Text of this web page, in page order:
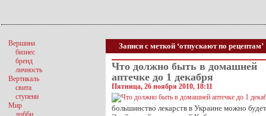
Записи с меткой ‘отпускают по рецептам’
Что должно быть в домашней
аптечке до 1 декабря
Пятница, 26 ноября 2010, 18:11
большинство лекарств в Украине можно
Вершина
бизнес
бренд
личность
Вертикаль
свита
ступени
Мир
лобби